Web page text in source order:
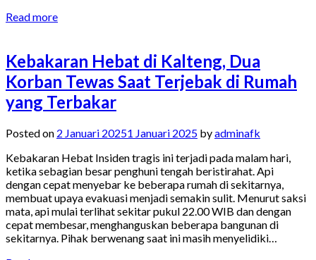
Read more
Kebakaran Hebat di Kalteng, Dua
Korban Tewas Saat Terjebak di Rumah
yang Terbakar
Posted on 2 Januari 20251 Januari 2025 byadminafk
Kebakaran Hebat Insiden tragis ini terjadi pada malam hari,
ketika sebagian besar penghuni tengah beristirahat. Api
dengan cepat menyebar ke beberapa rumah di sekitarnya,
membuat upaya evakuasi menjadi semakin sulit. Menurut saksi
mata, api mulai terlihat sekitar pukul 22.00 WIB dan dengan
cepat membesar, menghanguskan beberapa bangunan di
sekitarnya. Pihak berwenang saat ini masih menyelidiki…